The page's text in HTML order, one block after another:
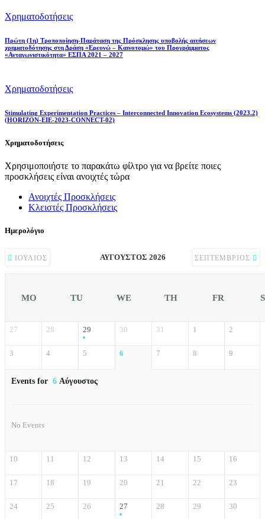
Χρηματοδοτήσεις
Πρώτη (1η) Τροποποίηση-Παράταση της Πρόσκλησης υποβολής αιτήσεων
χρηματοδότησης στη Δράση «Ερευνώ – Καινοτομώ» του Προγράμματος
«Ανταγωνιστικότητα» ΕΣΠΑ 2021 – 2027
Χρηματοδοτήσεις
Stimulating Experimentation Practices – Interconnected Innovation Ecosystems (2023.2)
(HORIZON-EIE-2023-CONNECT-02)
Χρηματοδοτήσεις
Χρησιμοποιήστε το παρακάτω φίλτρο για να βρείτε ποιες
προσκλήσεις είναι ανοιχτές τώρα
Ανοιχτές Προσκλήσεις
Κλειστές Προσκλήσεις
Ημερολόγιο
ΙΟΎΛΙΟΣ ΑΎΓΟΥΣΤΟΣ 2026 ΣΕΠΤΈΜΒΡΙΟΣ
MO TU WE TH FR
27 28 29 30 31 1 2
3 4 5 6 7 8 9
Events for 6 Αύγουστος
No Events
10 11 12 13 14 15 16
17 18 19 20 21 22 23
24 25 26 27 28 29 30